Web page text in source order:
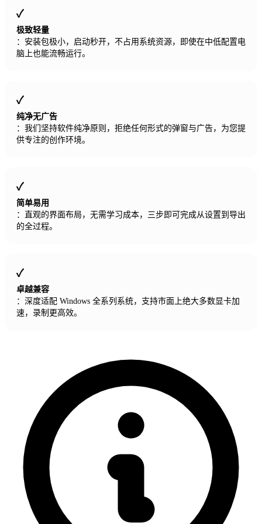
极致轻量
：安装包极小，启动秒开，不占用系统资源，即使在中低配置电
脑上也能流畅运行。
纯净无广告
：我们坚持软件纯净原则，拒绝任何形式的弹窗与广告，为您提
供专注的创作环境。
简单易用
：直观的界面布局，无需学习成本，三步即可完成从设置到导出
的全过程。
卓越兼容
：深度适配 Windows 全系列系统，支持市面上绝大多数显卡加
速，录制更高效。